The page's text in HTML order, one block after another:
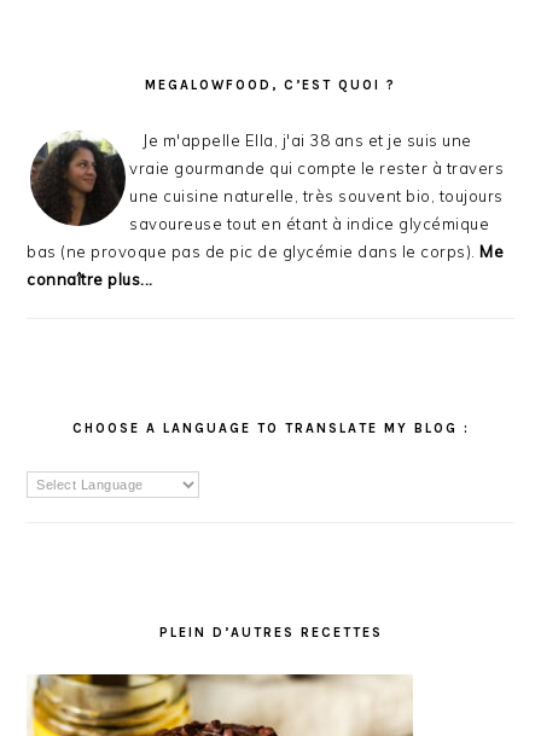
MEGALOWFOOD, C’EST QUOI ?
Je m'appelle Ella, j'ai 38 ans et je suis une
vraie gourmande qui compte le rester à travers
une cuisine naturelle, très souvent bio, toujours
savoureuse tout en étant à indice glycémique
bas (ne provoque pas de pic de glycémie dans le corps). Me
connaître plus...
CHOOSE A LANGUAGE TO TRANSLATE MY BLOG :
PLEIN D’AUTRES RECETTES